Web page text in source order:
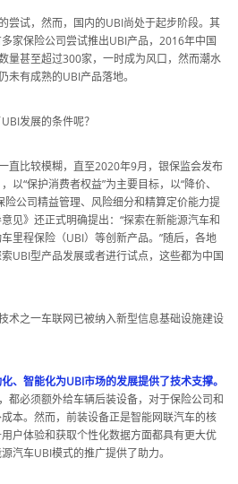
尝试，然而，国内的UBI尚处于起步阶段。其
家保险公司尝试推出UBI产品，2016年中国
量甚至超过300家，一时成为风口，然而潮水
有成熟的UBI产品落地。
发展的条件呢？
直比较模糊，直至2020年9月，银保监会发布
以“保护消费者权益”为主要目标，以“降价、
险公司精益管理、风险细分和精算定价能力提
见》还正式明确提出：“探索在新能源汽车和
里程保险（UBI）等创新产品。”随后，各地
UBI型产品发展或者进行试点，这些都为中国
术之一车联网已被纳入新型信息基础设施建设
、智能化为UBI市场的发展提供了技术支撑。
都必须额外给车辆后装设备，对于保险公司和
本。然而，前装设备正是智能网联汽车的核
户体验和获取个性化数据方面都具有更大优
汽车UBI模式的推广提供了助力。